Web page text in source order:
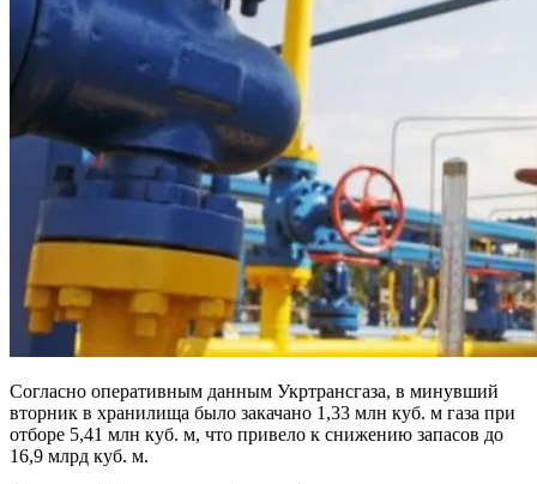
Согласно оперативным данным Укртрансгаза, в минувший
вторник в хранилища было закачано 1,33 млн куб. м газа при
отборе 5,41 млн куб. м, что привело к снижению запасов до
16,9 млрд куб. м.